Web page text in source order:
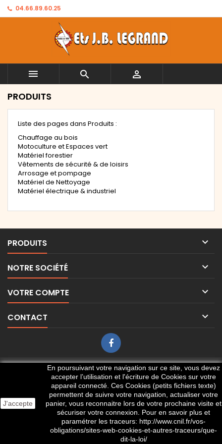
04.66.89.60.25
  
PRODUITS
Liste des pages dans Produits :
Chauffage au bois
Motoculture et Espaces vert
Matériel forestier
Vêtements de sécurité & de loisirs
Arrosage et pompage
Matériel de Nettoyage
Matériel électrique & industriel
PRODUITS 
NOTRE SOCIÉTÉ 
VOTRE COMPTE 
CONTACT 
J'accepte
En poursuivant votre navigation sur ce site, vous devez
accepter l’utilisation et l'écriture de Cookies sur votre
appareil connecté. Ces Cookies (petits fichiers texte)
permettent de suivre votre navigation, actualiser votre
panier, vous reconnaitre lors de votre prochaine visite et
sécuriser votre connexion. Pour en savoir plus et
paramétrer les traceurs: http://www.cnil.fr/vos-
obligations/sites-web-cookies-et-autres-traceurs/que-
dit-la-loi/
© Copyright 2026 Ets J.B. LEGRAND. Tous droits réservés.